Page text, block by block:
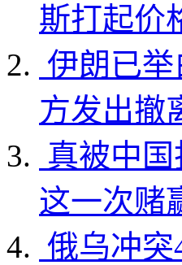
斯打起价
伊朗已
方发出撤
真被中
这一次赌
俄乌冲